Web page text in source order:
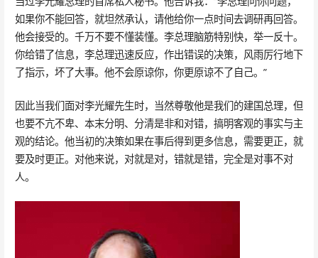
如果你不能回答，就坦然承认，请他给你一点时间去调研再回答。
他会接受的。千万不要不懂装懂。李总理脑筋特别快，举一反十。
你给错了信息，李总理迅速反应，作出错误的决策，风雨厉行地下
了指示，坏了大事。他不会原谅你，你更原谅不了自己。”
因此当我们面对李光耀先生时，当然尊敬他是我们的建国总理，但
也要不亢不卑、本末分明、分清是非和对错，搞明客观的事实与主
观的结论。他当初的决策如果在事后得到更多信息，需要更正，就
要及时更正。对他来说，对就是对，错就是错，完全是对事不对
人。